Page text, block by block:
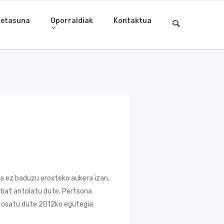
Oporraldiak Kontaktua
ez baduzu erosteko aukera izan,
bat antolatu dute. Pertsona
dute 2012ko egutegia.